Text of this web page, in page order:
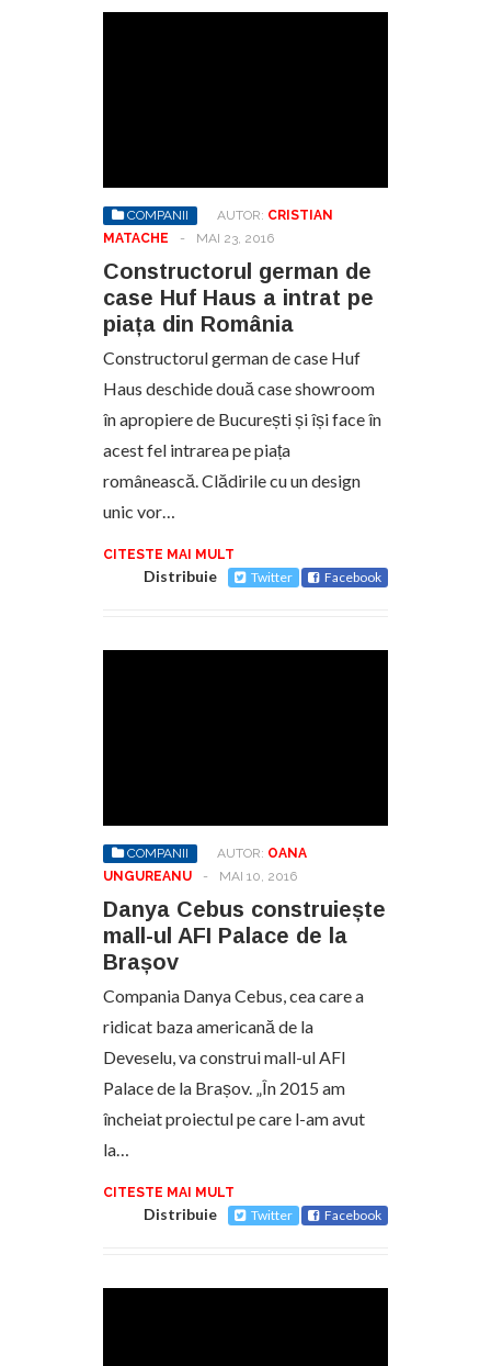
COMPANII AUTOR: CRISTIAN
MATACHE
- MAI 23, 2016
Constructorul german de
case Huf Haus a intrat pe
piața din România
Constructorul german de case Huf
Haus deschide două case showroom
în apropiere de București și își face în
acest fel intrarea pe piața
românească. Clădirile cu un design
unic vor…
CITESTE MAI MULT
Distribuie Twitter Facebook
COMPANII AUTOR: OANA
UNGUREANU
- MAI 10, 2016
Danya Cebus construiește
mall-ul AFI Palace de la
Brașov
Compania Danya Cebus, cea care a
ridicat baza americană de la
Deveselu, va construi mall-ul AFI
Palace de la Brașov. „În 2015 am
încheiat proiectul pe care l-am avut
la…
CITESTE MAI MULT
Distribuie Twitter Facebook